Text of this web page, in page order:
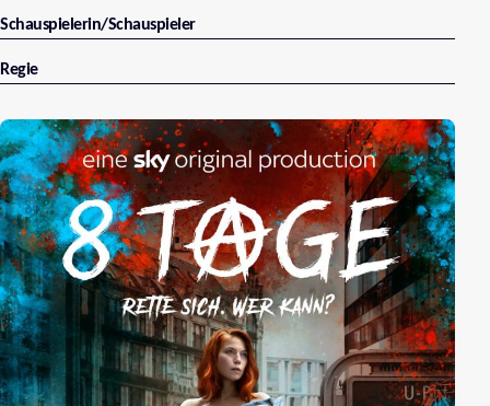
Schauspielerin/Schauspieler
Regie